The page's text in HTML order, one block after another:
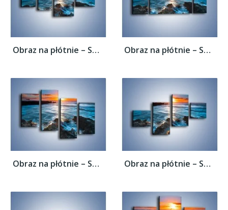
Obraz na płótnie – Spieniony kamienny... Obraz na płótnie – Spieniony kamienny...
Obraz na płótnie – Spieniony kamienny... Obraz na płótnie – Spieniony kamienny...